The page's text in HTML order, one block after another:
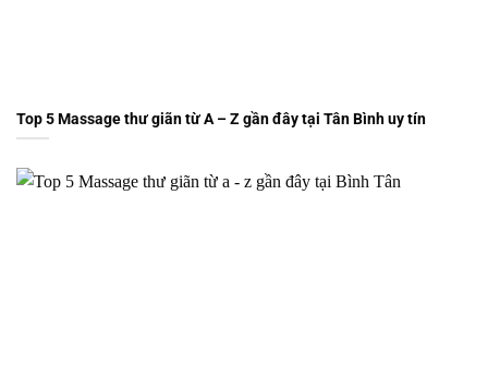
Top 5 Massage thư giãn từ A – Z gần đây tại Tân Bình uy tín